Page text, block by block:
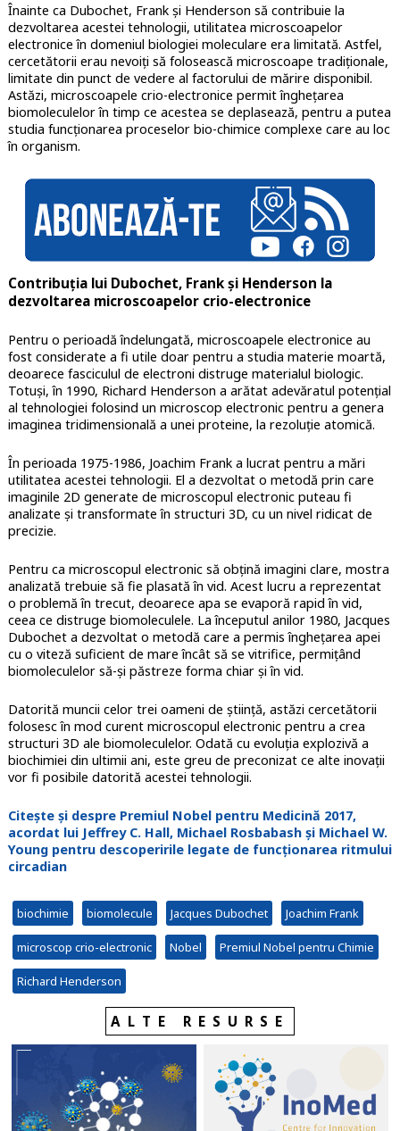
Înainte ca Dubochet, Frank și Henderson să contribuie la
dezvoltarea acestei tehnologii, utilitatea microscoapelor
electronice în domeniul biologiei moleculare era limitată. Astfel,
cercetătorii erau nevoiți să folosească microscoape tradiționale,
limitate din punct de vedere al factorului de mărire disponibil.
Astăzi, microscoapele crio-electronice permit înghețarea
biomoleculelor în timp ce acestea se deplasează, pentru a putea
studia funcționarea proceselor bio-chimice complexe care au loc
în organism.
Contribuția lui Dubochet, Frank și Henderson la
dezvoltarea microscoapelor crio-electronice
Pentru o perioadă îndelungată, microscoapele electronice au
fost considerate a fi utile doar pentru a studia materie moartă,
deoarece fasciculul de electroni distruge materialul biologic.
Totuși, în 1990, Richard Henderson a arătat adevăratul potențial
al tehnologiei folosind un microscop electronic pentru a genera
imaginea tridimensională a unei proteine, la rezoluție atomică.
În perioada 1975-1986, Joachim Frank a lucrat pentru a mări
utilitatea acestei tehnologii. El a dezvoltat o metodă prin care
imaginile 2D generate de microscopul electronic puteau fi
analizate și transformate în structuri 3D, cu un nivel ridicat de
precizie.
Pentru ca microscopul electronic să obțină imagini clare, mostra
analizată trebuie să fie plasată în vid. Acest lucru a reprezentat
o problemă în trecut, deoarece apa se evaporă rapid în vid,
ceea ce distruge biomoleculele. La începutul anilor 1980, Jacques
Dubochet a dezvoltat o metodă care a permis înghețarea apei
cu o viteză suficient de mare încât să se vitrifice, permițând
biomoleculelor să-și păstreze forma chiar și în vid.
Datorită muncii celor trei oameni de știință, astăzi cercetătorii
folosesc în mod curent microscopul electronic pentru a crea
structuri 3D ale biomoleculelor. Odată cu evoluția explozivă a
biochimiei din ultimii ani, este greu de preconizat ce alte inovații
vor fi posibile datorită acestei tehnologii.
Citește și despre Premiul Nobel pentru Medicină 2017,
acordat lui Jeffrey C. Hall, Michael Rosbabash și Michael W.
Young pentru descoperirile legate de funcționarea ritmului
circadian
biochimie biomolecule Jacques Dubochet Joachim Frank
microscop crio-electronic Nobel Premiul Nobel pentru Chimie
Richard Henderson
ALTE RESURSE